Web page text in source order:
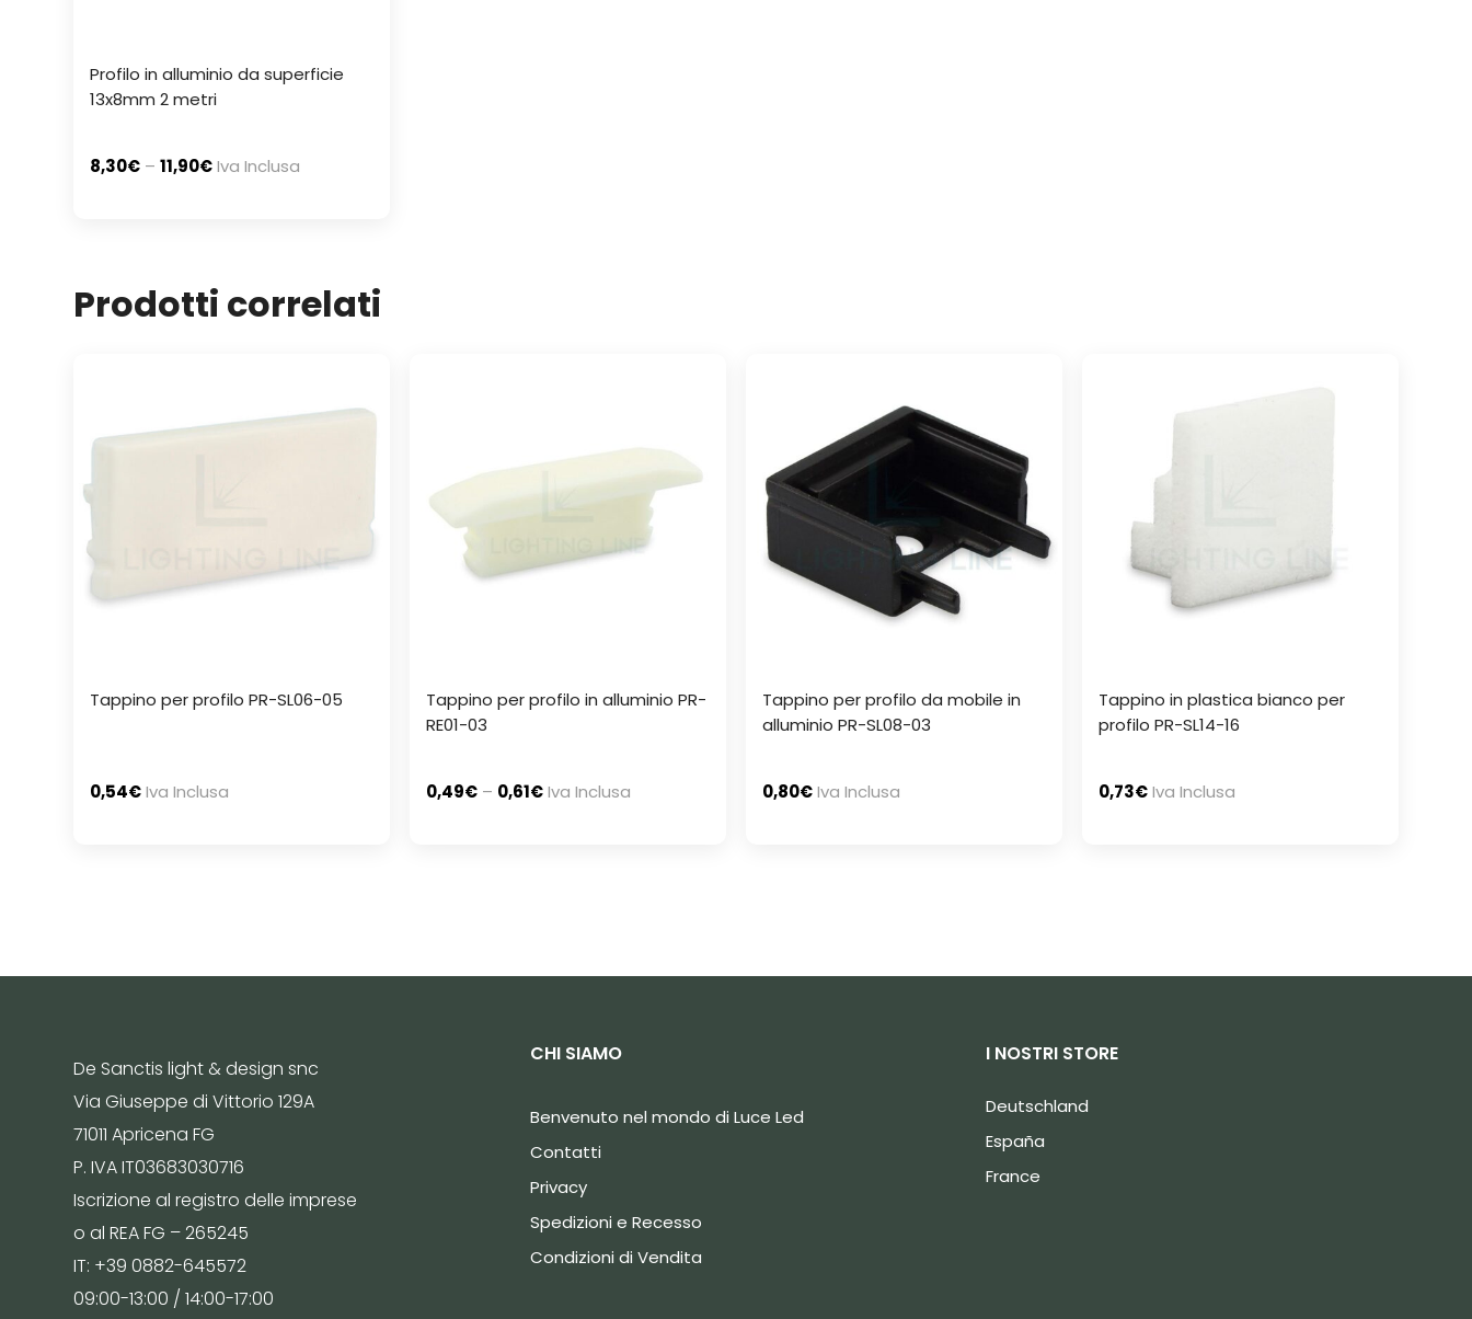
Profilo in alluminio da superficie
13x8mm 2 metri
8,30€ – 11,90€Iva Inclusa
Prodotti correlati
Tappino per profilo PR-SL06-05
0,54€Iva Inclusa
Tappino per profilo in alluminio PR-
RE01-03
0,49€ – 0,61€Iva Inclusa
Tappino per profilo da mobile in
alluminio PR-SL08-03
0,80€Iva Inclusa
Tappino in plastica bianco per
profilo PR-SL14-16
0,73€Iva Inclusa
De Sanctis light & design snc
Via Giuseppe di Vittorio 129A
71011 Apricena FG
P. IVA IT03683030716
Iscrizione al registro delle imprese
o al REA FG – 265245
IT: +39 0882-645572
09:00-13:00 / 14:00-17:00
CHI SIAMO
Benvenuto nel mondo di Luce Led
Contatti
Privacy
Spedizioni e Recesso
Condizioni di Vendita
I NOSTRI STORE
Deutschland
España
France